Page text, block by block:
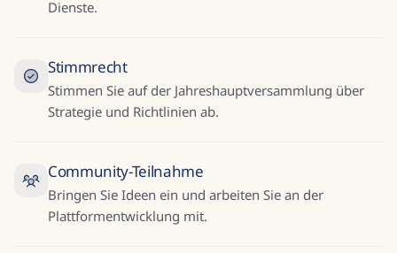
Dienste.
Stimmrecht
Stimmen Sie auf der Jahreshauptversammlung über
Strategie und Richtlinien ab.
Community-Teilnahme
Bringen Sie Ideen ein und arbeiten Sie an der
Plattformentwicklung mit.